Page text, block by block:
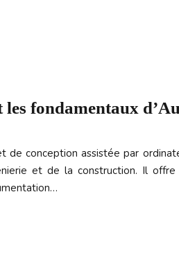
fondamentaux
conception assistée par
et de la construction. Il